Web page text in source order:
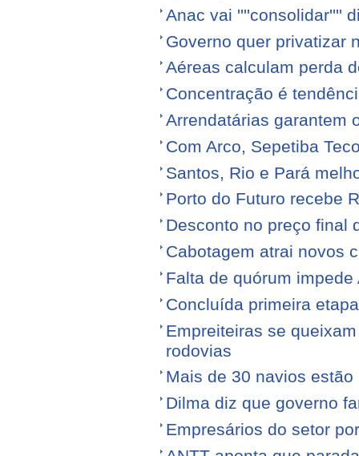
Anac vai ''''consolidar''''
Governo quer privatizar
Aéreas calculam perda
Concentração é
Arrendatárias garantem
Com Arco, Sepetiba
Santos, Rio e Pará
Porto do Futuro recebe
Desconto no preço final
Cabotagem atrai novos
Falta de quórum
Concluída primeira
Empreiteiras se
rodovias
Mais de 30 navios
Dilma diz que governo
Empresários do setor